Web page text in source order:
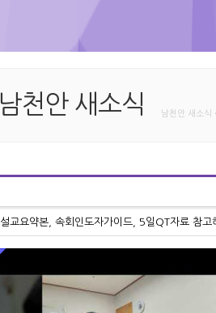
남천안 새소식 남천안 새소식
설교요약본, 속회인도자가이드, 5일QT자료 참고